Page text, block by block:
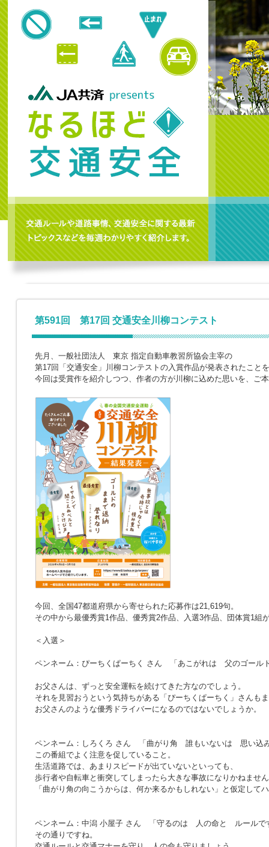
第591回 第17回 交通安全川柳コンテスト
先月、一般社団法人 東京 指定自動車教習所協会主宰の
第17回「交通安全」川柳コンテストの入賞作品が発表されたこと
今回は受賞作を紹介しつつ、作者の方が川柳に込めた思いを、ご
今回、全国47都道府県から寄せられた応募作は21,619句。
その中から最優秀賞1作品、優秀賞2作品、入選3作品、団体賞1組
＜入選＞
ペンネーム：ぴーちくぱーちく さん 「あこがれは 父のゴール
お父さんは、ずっと安全運転を続けてきた方なのでしょう。
それを見習おうという気持ちがある「ぴーちくぱーちく」さんも
お父さんのような優秀ドライバーになるのではないでしょうか。
ペンネーム：しろくろ さん
「曲がり角 誰もいないは 思い込
この番組でよく注意を促していること。
生活道路では、あまりスピードが出ていないといっても、
歩行者や自転車と衝突してしまったら大きな事故になりかねませ
「曲がり角の向こうからは、何か来るかもしれない」と仮定して
ペンネーム：中潟 小屋子 さん 「 守るのは 人の命と ルールで
その通りですね。